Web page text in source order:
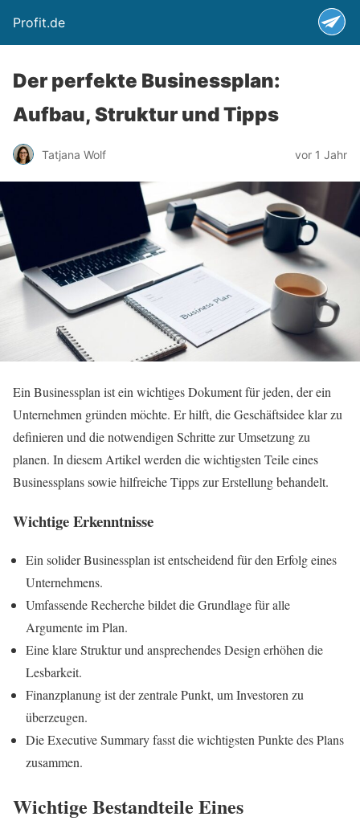
Profit.de
Der perfekte Businessplan:
Aufbau, Struktur und Tipps
Tatjana Wolf vor 1 Jahr
Ein Businessplan ist ein wichtiges Dokument für jeden, der ein
Unternehmen gründen möchte. Er hilft, die Geschäftsidee klar zu
definieren und die notwendigen Schritte zur Umsetzung zu
planen. In diesem Artikel werden die wichtigsten Teile eines
Businessplans sowie hilfreiche Tipps zur Erstellung behandelt.
Wichtige Erkenntnisse
Ein solider Businessplan ist entscheidend für den Erfolg eines
Unternehmens.
Umfassende Recherche bildet die Grundlage für alle
Argumente im Plan.
Eine klare Struktur und ansprechendes Design erhöhen die
Lesbarkeit.
Finanzplanung ist der zentrale Punkt, um Investoren zu
überzeugen.
Die Executive Summary fasst die wichtigsten Punkte des Plans
zusammen.
Wichtige Bestandteile Eines